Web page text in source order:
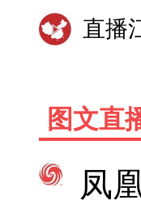
直播
图文直
凤